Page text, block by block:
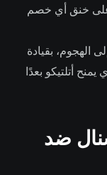
على خنق أي خصم
الهجوم، بقيادة
يمنح أتلتيكو بعدًا
ضد